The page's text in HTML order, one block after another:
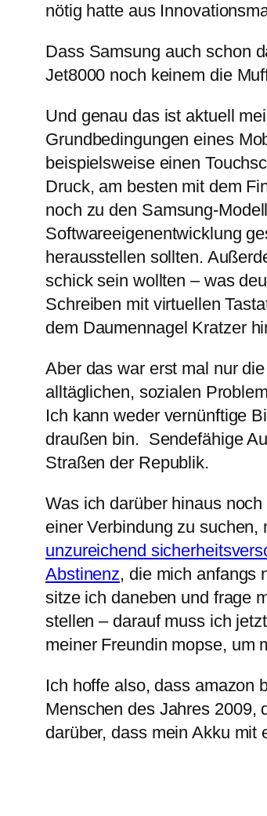
nötig hatte aus
Dass Samsung auch schon
Jet8000 noch keinem die
Und genau das ist aktuell
Grundbedingungen eines
beispielsweise einen
Druck, am besten mit dem
noch zu den Samsung-
Softwareeigenentwicklung
herausstellen sollten.
schick sein wollten – was
Schreiben mit virtuellen
dem Daumennagel Kratzer
Aber das war erst mal nur
alltäglichen, sozialen
Ich kann weder vernünftige
draußen bin. Sendefähige
Straßen der Republik.
Was ich darüber hinaus
einer Verbindung zu
unzureichend
Abstinenz, die mich anfangs
sitze ich daneben und frage
stellen – darauf muss ich
meiner Freundin mopse, um
Ich hoffe also, dass amazon
Menschen des Jahres 2009,
darüber, dass mein Akku mit